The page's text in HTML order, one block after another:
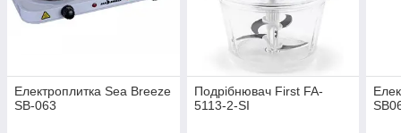
Електроплитка Sea Breeze
SB-063
Подрібнювач First FA-
5113-2-SI